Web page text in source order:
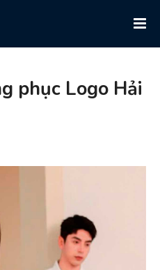
phục Logo Hải